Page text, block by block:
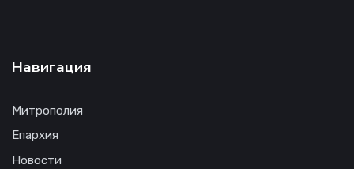
Навигация
Митрополия
Епархия
Новости